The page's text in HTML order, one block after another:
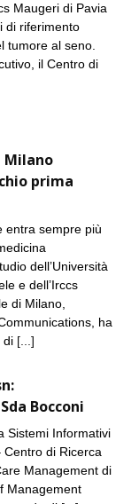
Maugeri di Pavia
di riferimento
tumore al seno.
il Centro di
Milano
prima
entra sempre più
dell’Università
e dell’Irccs
di Milano,
ha
di [...]
Bocconi
Sistemi Informativi
Centro di Ricerca
Management di
Management